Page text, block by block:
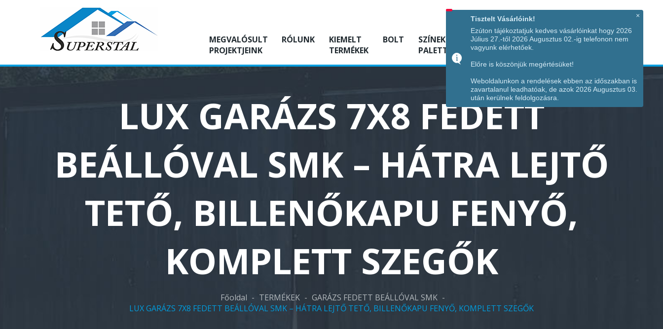
Hívjon minket!
MEGVALÓSULT
PROJEKTJEINK
RÓLUNK
KIEMELT
TERMÉKEK
BOLT
SZÍNEK
PALETTÁJA
KÉPGALÉRIA INFÓ ELÉRHETŐSÉG
LUX GARÁZS 7X8 FEDETT
BEÁLLÓVAL SMK – HÁTRA LEJTŐ
TETŐ, BILLENŐKAPU FENYŐ,
KOMPLETT SZEGŐK
Főoldal - TERMÉKEK - GARÁZS FEDETT BEÁLLÓVAL SMK -
LUX GARÁZS 7X8 FEDETT BEÁLLÓVAL SMK – HÁTRA LEJTŐ TETŐ, BILLENŐKAPU FENYŐ, KOMPLETT SZEGŐK
×
Tisztelt Vásárlóink!
Ezúton tájékoztatjuk kedves vásárlóinkat hogy 2026
Július 27.-től 2026 Augusztus 02.-ig telefonon nem
vagyunk elérhetőek.
Előre is köszönjük megértésüket!
Weboldalunkon a rendelések ebben az időszakban is
zavartalanul leadhatóak, de azok 2026 Augusztus 03.
után kerülnek feldolgozásra.